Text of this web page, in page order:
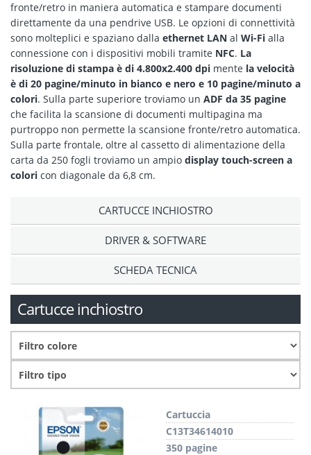
fronte/retro in maniera automatica e stampare documenti
direttamente da una pendrive USB. Le opzioni di connettività
sono molteplici e spaziano dalla ethernet LAN al Wi-Fi alla
connessione con i dispositivi mobili tramite NFC. La
risoluzione di stampa è di 4.800x2.400 dpi mente la velocità
è di 20 pagine/minuto in bianco e nero e 10 pagine/minuto a
colori. Sulla parte superiore troviamo un ADF da 35 pagine
che facilita la scansione di documenti multipagina ma
purtroppo non permette la scansione fronte/retro automatica.
Sulla parte frontale, oltre al cassetto di alimentazione della
carta da 250 fogli troviamo un ampio display touch-screen a
colori con diagonale da 6,8 cm.
CARTUCCE INCHIOSTRO
DRIVER & SOFTWARE
SCHEDA TECNICA
Cartucce inchiostro
Cartuccia
C13T34614010
350 pagine